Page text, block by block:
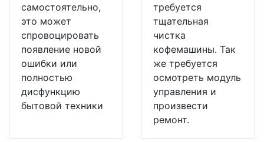
самостоятельно,
это может
спровоцировать
появление новой
ошибки или
полностью
дисфункцию
бытовой техники
требуется
тщательная
чистка
кофемашины. Так
же требуется
осмотреть модуль
управления и
произвести
ремонт.